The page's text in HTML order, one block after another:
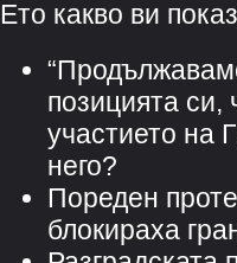
Ето какво ви
позицията си,
участието на
него?
Пореден
блокираха